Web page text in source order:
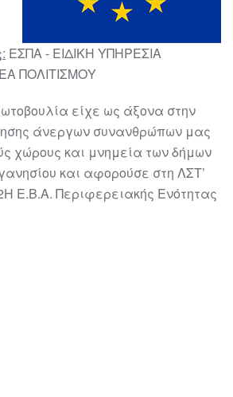
: ΕΣΠΑ - ΕΙΔΙΚΗ ΥΠΗΡΕΣΙΑ
ΠΟΛΙΤΙΣΜΟΥ
είχε ως άξονα στην
άνεργων συνανθρώπων μας
χώρους και μνημεία των δήμων
και αφορούσε στη ΛΣΤ’
Ε.Β.Α. Περιφερειακής Ενότητας